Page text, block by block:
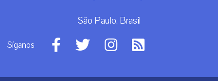
São Paulo, Brasil
Síganos